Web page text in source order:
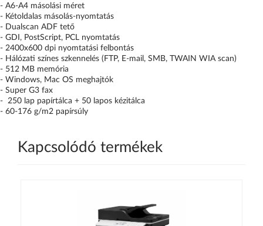
- A6-A4 másolási méret
- Kétoldalas másolás-nyomtatás
- Dualscan ADF tető
- GDI, PostScript, PCL nyomtatás
- 2400x600 dpi nyomtatási felbontás
- Hálózati színes szkennelés (FTP, E-mail, SMB, TWAIN WIA scan)
- 512 MB memória
- Windows, Mac OS meghajtók
- Super G3 fax
- 250 lap papírtálca + 50 lapos kézitálca
- 60-176 g/m2 papírsúly
Kapcsolódó termékek